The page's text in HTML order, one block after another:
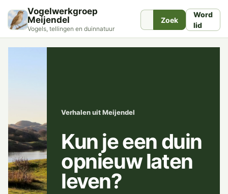
Vogelwerkgroep
Meijendel
Vogels, tellingen en duinnatuur
Zoek
Word
lid
Verhalen uit Meijendel
Kun je een duin
opnieuw laten
leven?